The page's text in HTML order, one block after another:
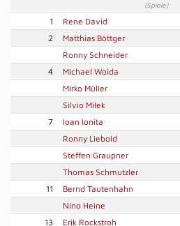
(Spiele)
1 Rene David
2
Matthias Böttger
Ronny Schneider
4
Michael Woida
Mirko Müller
Silvio Milek
7
Ioan Ionita
Ronny Liebold
Steffen Graupner
Thomas Schmutzler
11
Bernd Tautenhahn
Nino Heine
13
Erik Rockstroh